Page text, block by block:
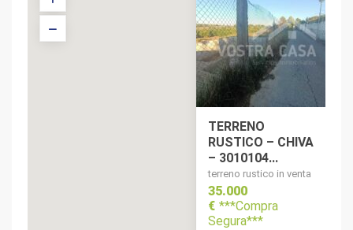
TERRENO
RUSTICO – CHIVA
– 3010104...
terreno rustico in venta
35.000
€ ***Compra
Segura***